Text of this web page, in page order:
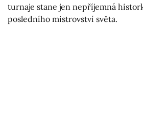
turnaje stane jen nepříjemná
posledního mistrovství světa.